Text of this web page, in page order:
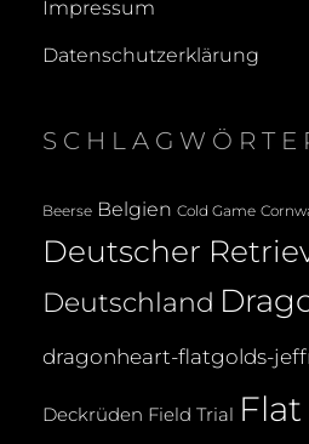
Impressum
Datenschutzerklärung
Beerse Belgien Cold Game
Deutscher
Deutschland
dragonheart-flatgolds-
Deckrüden Field Trial Flat